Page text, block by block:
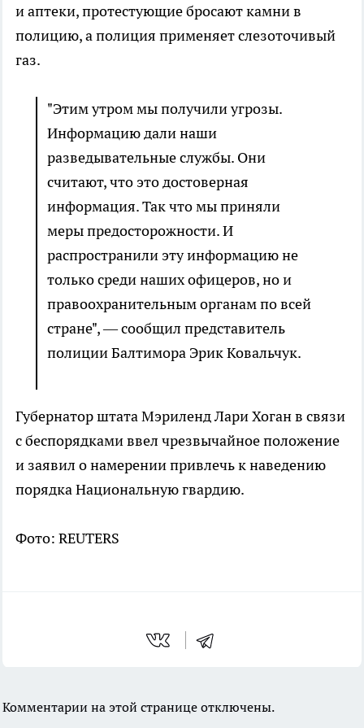
и аптеки, протестующие бросают камни в
полицию, а полиция применяет слезоточивый
газ.
"Этим утром мы получили угрозы.
Информацию дали наши
разведывательные службы. Они
считают, что это достоверная
информация. Так что мы приняли
меры предосторожности. И
распространили эту информацию не
только среди наших офицеров, но и
правоохранительным органам по всей
стране", — сообщил представитель
полиции Балтимора Эрик Ковальчук.
Губернатор штата Мэриленд Лари Хоган в связи
с беспорядками ввел чрезвычайное положение
и заявил о намерении привлечь к наведению
порядка Национальную гвардию.
Фото: REUTERS
Комментарии на этой странице отключены.